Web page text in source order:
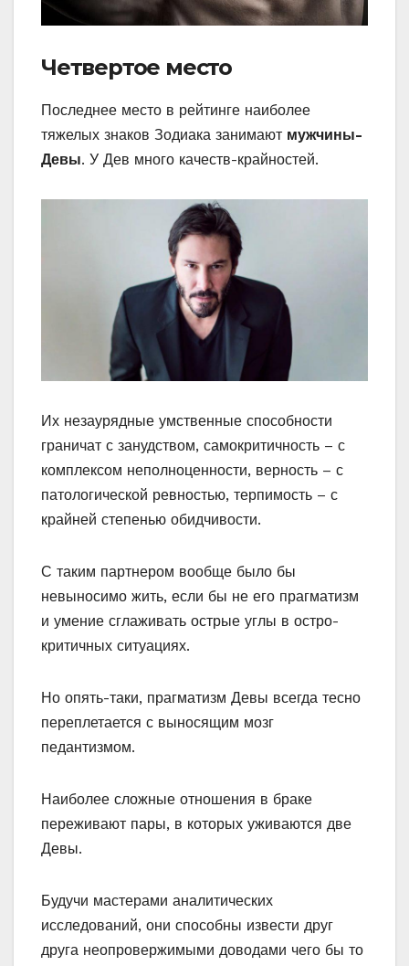
Четвертое место
Последнее место в рейтинге наиболее
тяжелых знаков Зодиака занимают мужчины-
Девы. У Дев много качеств-крайностей.
Их незаурядные умственные способности
граничат с занудством, самокритичность – с
комплексом неполноценности, верность – с
патологической ревностью, терпимость – с
крайней степенью обидчивости.
С таким партнером вообще было бы
невыносимо жить, если бы не его прагматизм
и умение сглаживать острые углы в остро-
критичных ситуациях.
Но опять-таки, прагматизм Девы всегда тесно
переплетается с выносящим мозг
педантизмом.
Наиболее сложные отношения в браке
переживают пары, в которых уживаются две
Девы.
Будучи мастерами аналитических
исследований, они способны извести друг
друга неопровержимыми доводами чего бы то